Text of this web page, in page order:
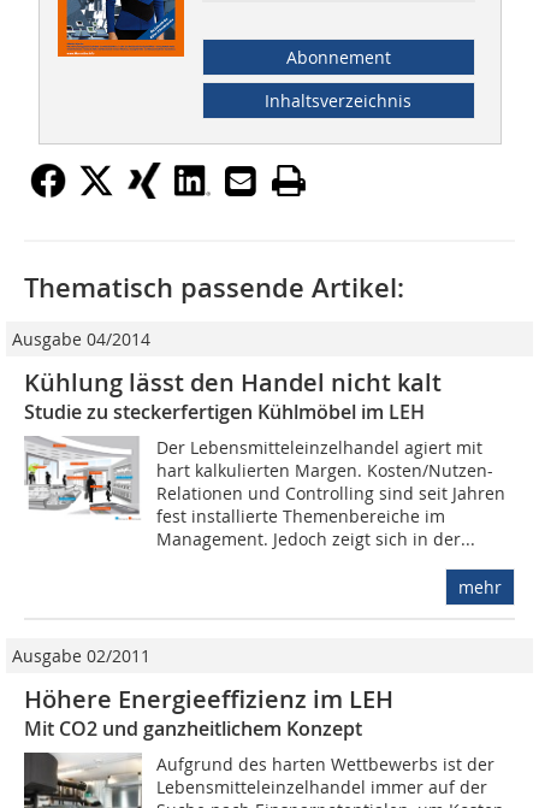
Abonnement
Inhaltsverzeichnis
Thematisch passende Artikel:
Ausgabe 04/2014
Kühlung lässt den Handel nicht kalt
Studie zu steckerfertigen Kühlmöbel im LEH
Der Lebensmitteleinzelhandel agiert mit
hart kalkulierten Margen. Kosten/Nutzen-
Relationen und Controlling sind seit Jahren
fest installierte Themenbereiche im
Management. Jedoch zeigt sich in der...
mehr
Ausgabe 02/2011
Höhere Energieeffizienz im LEH
Mit CO2 und ganzheitlichem Konzept
Aufgrund des harten Wettbewerbs ist der
Lebensmitteleinzelhandel immer auf der